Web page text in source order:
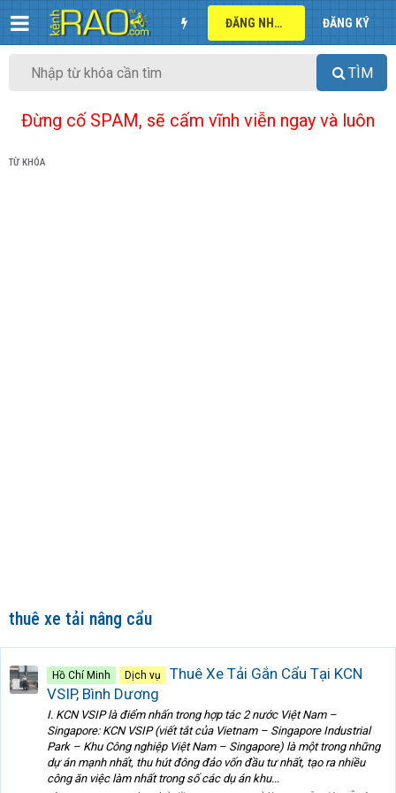
ĐĂNG NHẬP ĐĂNG KÝ
TÌM
Đừng cố SPAM, sẽ cấm vĩnh viễn ngay và luôn
TỪ KHÓA
thuê xe tải nâng cẩu
Hồ Chí Minh Dịch vụ
Thuê Xe Tải Gắn Cẩu Tại KCN
VSIP, Bình Dương
I. KCN VSIP là điểm nhấn trong hợp tác 2 nước Việt Nam –
Singapore: KCN VSIP (viết tắt của Vietnam – Singapore Industrial
Park – Khu Công nghiệp Việt Nam – Singapore) là một trong những
dự án mạnh nhất, thu hút đông đảo vốn đầu tư nhất, tạo ra nhiều
công ăn việc làm nhất trong số các dụ án khu...